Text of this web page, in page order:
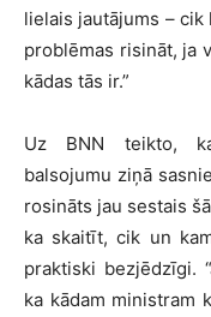
lielais jautājums –
problēmas risināt, ja
kādas tās ir.”
Uz BNN teikto,
balsojumu ziņā
rosināts jau sestais
ka skaitīt, cik un
praktiski bezjēdzīgi.
ka kādam